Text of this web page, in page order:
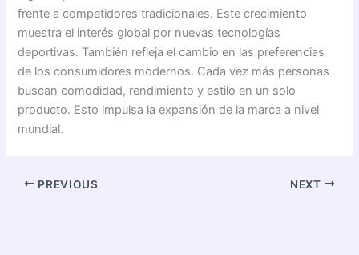
frente a competidores tradicionales. Este crecimiento
muestra el interés global por nuevas tecnologías
deportivas. También refleja el cambio en las preferencias
de los consumidores modernos. Cada vez más personas
buscan comodidad, rendimiento y estilo en un solo
producto. Esto impulsa la expansión de la marca a nivel
mundial.
PREVIOUS NEXT